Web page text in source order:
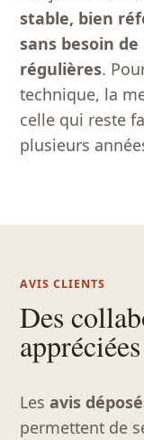
stable, bien
sans besoin
régulières.
technique, la
celle qui reste
plusieurs
AVIS CLIENTS
Des
appréciées
Lesavis
permettent de